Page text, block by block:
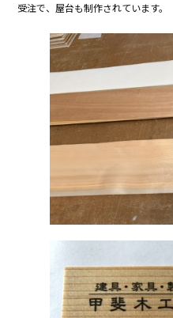
受注で、屋台も制作されています。